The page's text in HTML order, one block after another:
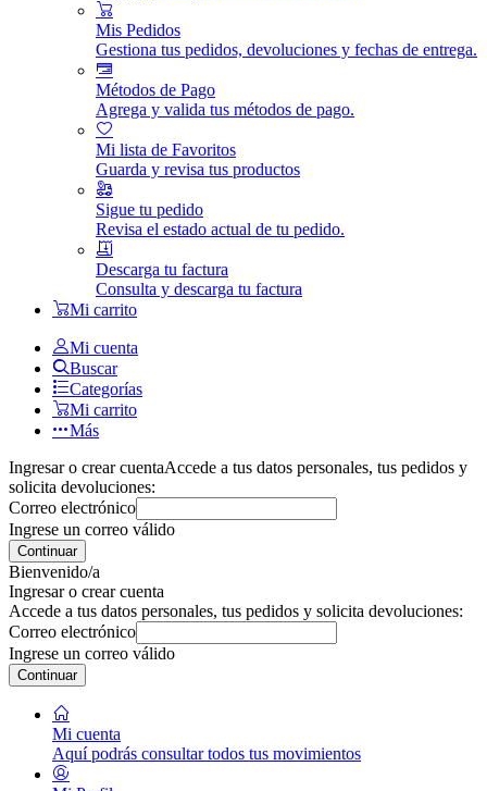
Mis Pedidos
Gestiona tus pedidos, devoluciones y fechas de entrega.
Métodos de Pago
Agrega y valida tus métodos de pago.
Mi lista de Favoritos
Guarda y revisa tus productos
Sigue tu pedido
Revisa el estado actual de tu pedido.
Descarga tu factura
Consulta y descarga tu factura
Mi carrito
Mi cuenta
Buscar
Categorías
Mi carrito
Más
Ingresar o crear cuentaAccede a tus datos personales, tus pedidos y
solicita devoluciones:
Correo electrónico
Ingrese un correo válido
Continuar
Bienvenido/a
Ingresar o crear cuenta
Accede a tus datos personales, tus pedidos y solicita devoluciones:
Correo electrónico
Ingrese un correo válido
Continuar
Mi cuenta
Aquí podrás consultar todos tus movimientos